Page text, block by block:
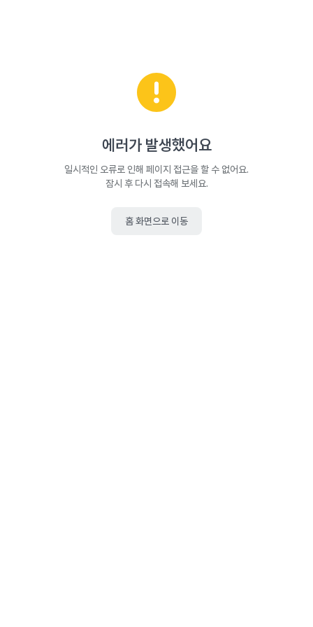
에러가 발생했어요
일시적인 오류로 인해 페이지 접근을 할 수 없어요.
잠시 후 다시 접속해 보세요.
홈 화면으로 이동